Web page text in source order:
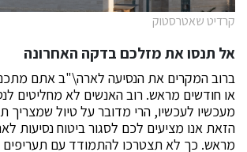
קרדיט שאטרסטוק
אל תנסו את מזלכם בדקה האחרונה
ברוב המקרים את הנסיעה לארה\"ב אתם
או חודשים מראש. רוב האנשים לא מחליטים
מעכשיו לעכשיו, הרי מדובר על טיול שמצריך
הזאת אנו מציעים לכם לסגור ביטוח נסיעות
מראש. כך לא תצטרכו להתמודד עם תעריפים